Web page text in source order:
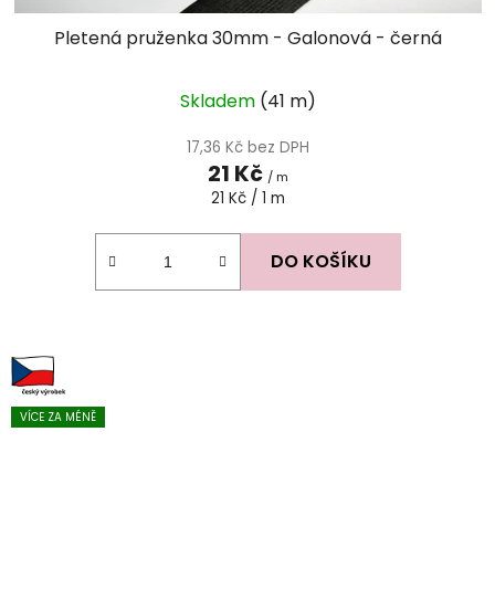
Pletená pruženka 30mm - Galonová - černá
Skladem (41 m)
17,36 Kč bez DPH
21 Kč / m
Měrná
21 Kč / 1 m
DO KOŠÍKU
VÍCE ZA MÉNĚ